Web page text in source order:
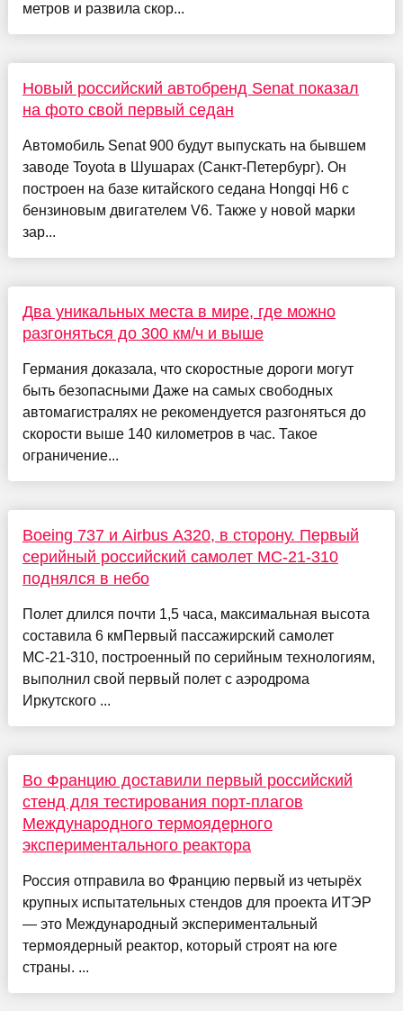
метров и развила скор...
Новый российский автобренд Senat показал
на фото свой первый седан
Автомобиль Senat 900 будут выпускать на бывшем
заводе Toyota в Шушарах (Санкт-Петербург). Он
построен на базе китайского седана Hongqi H6 с
бензиновым двигателем V6. Также у новой марки
зар...
Два уникальных места в мире, где можно
разгоняться до 300 км/ч и выше
Германия доказала, что скоростные дороги могут
быть безопасными Даже на самых свободных
автомагистралях не рекомендуется разгоняться до
скорости выше 140 километров в час. Такое
ограничение...
Boeing 737 и Airbus A320, в сторону. Первый
серийный российский самолет МС-21-310
поднялся в небо
Полет длился почти 1,5 часа, максимальная высота
составила 6 кмПервый пассажирский самолет
МС-21-310, построенный по серийным технологиям,
выполнил свой первый полет с аэродрома
Иркутского ...
Во Францию доставили первый российский
стенд для тестирования порт-плагов
Международного термоядерного
экспериментального реактора
Россия отправила во Францию первый из четырёх
крупных испытательных стендов для проекта ИТЭР
— это Международный экспериментальный
термоядерный реактор, который строят на юге
страны. ...